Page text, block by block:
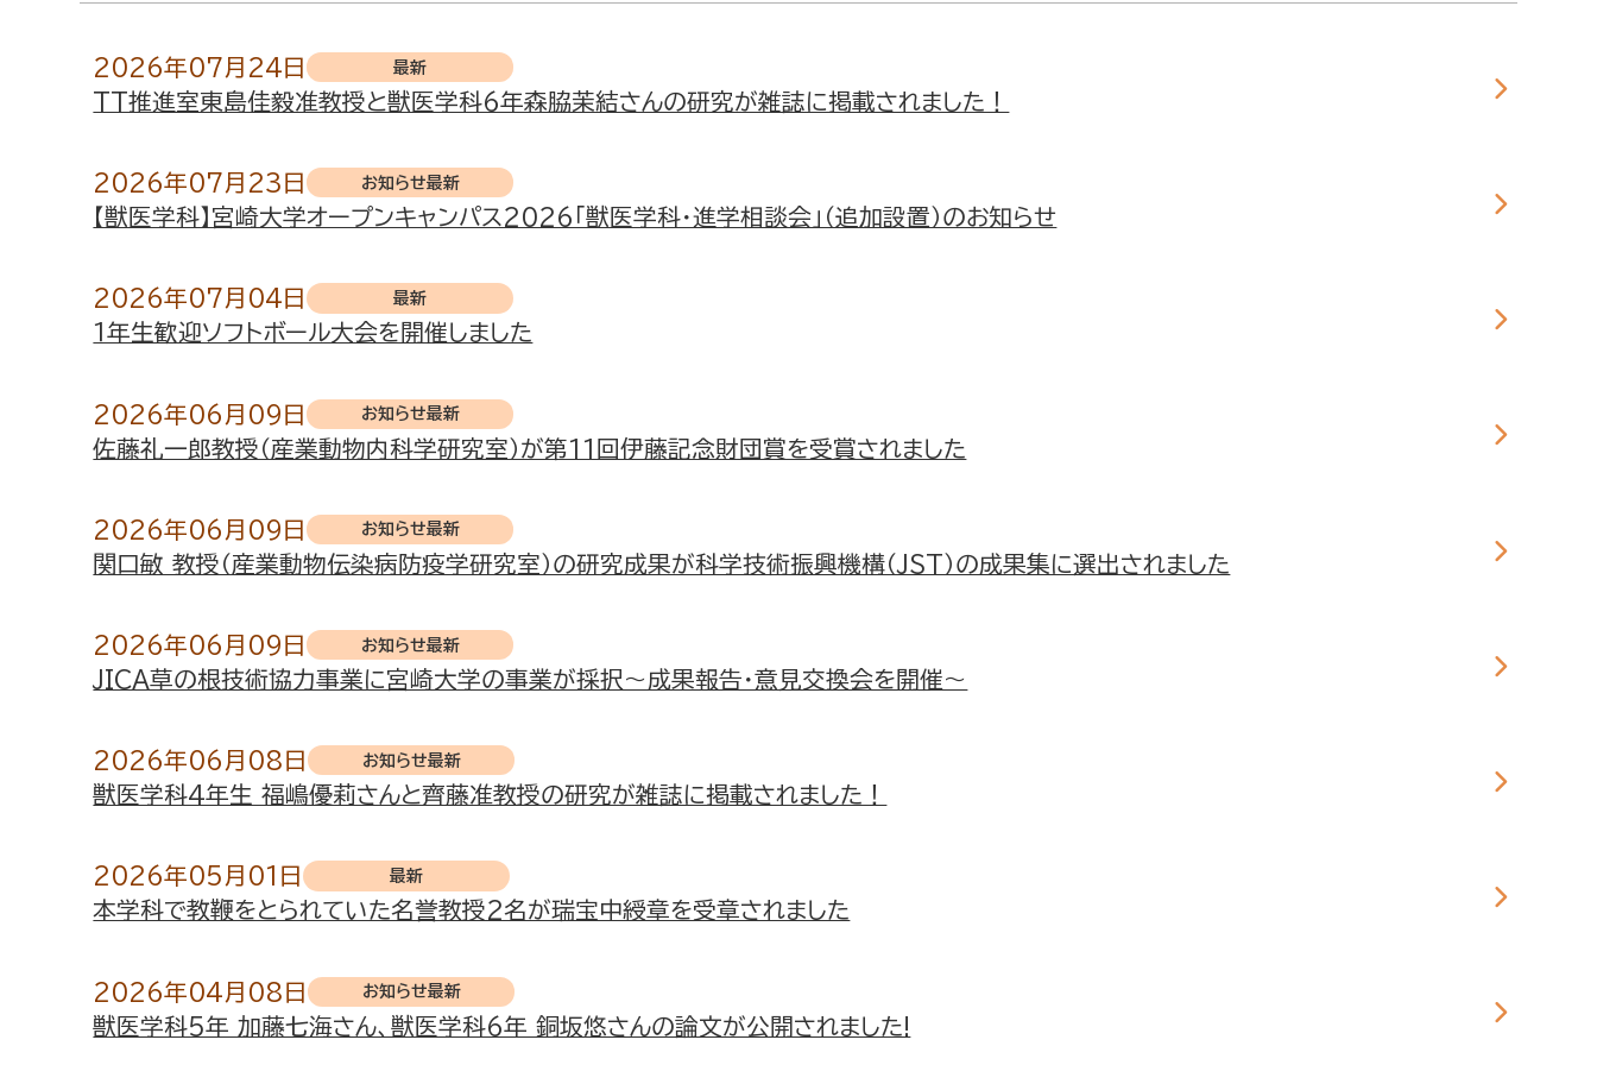
2026年07月24日 最新
TT推進室東島佳毅准教授と獣医学科6年森脇茉結さんの研究が雑誌に掲載されました！
2026年07月23日 お知らせ最新
【獣医学科】宮崎大学オープンキャンパス2026「獣医学科・進学相談会」（追加設置）のお知らせ
2026年07月04日 最新
１年生歓迎ソフトボール大会を開催しました
2026年06月09日 お知らせ最新
佐藤礼一郎教授（産業動物内科学研究室）が第11回伊藤記念財団賞を受賞されました
2026年06月09日 お知らせ最新
関口敏 教授（産業動物伝染病防疫学研究室）の研究成果が科学技術振興機構（JST）の成果集に選出されました
2026年06月09日 お知らせ最新
JICA草の根技術協力事業に宮崎大学の事業が採択～成果報告・意見交換会を開催～
2026年06月08日 お知らせ最新
獣医学科4年生 福嶋優莉さんと齊藤准教授の研究が雑誌に掲載されました！
2026年05月01日 最新
本学科で教鞭をとられていた名誉教授2名が瑞宝中綬章を受章されました
2026年04月08日 お知らせ最新
獣医学科5年 加藤七海さん、獣医学科6年 銅坂悠さんの論文が公開されました!